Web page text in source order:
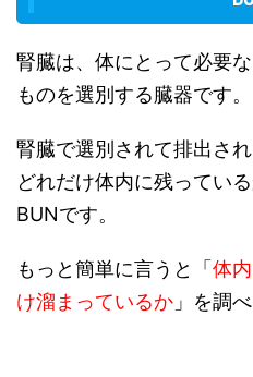
腎臓は、体にとって必要
ものを選別する臓器です。
腎臓で選別されて排出さ
どれだけ体内に残ってい
BUNです。
もっと簡単に言うと「 体
け溜まっているか 」を調